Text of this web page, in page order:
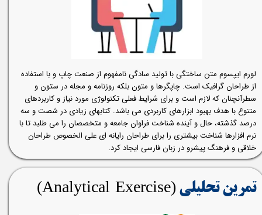
لورم ایپسوم متن ساختگی با تولید سادگی نامفهوم از صنعت چاپ و با استفاده
از طراحان گرافیک است. چاپگرها و متون بلکه روزنامه و مجله در ستون و
سطرآنچنان که لازم است و برای شرایط فعلی تکنولوژی مورد نیاز و کاربردهای
متنوع با هدف بهبود ابزارهای کاربردی می باشد. کتابهای زیادی در شصت و سه
درصد گذشته، حال و آینده شناخت فراوان جامعه و متخصصان را می طلبد تا با
نرم افزارها شناخت بیشتری را برای طراحان رایانه ای علی الخصوص طراحان
خلاقی و فرهنگ پیشرو در زبان فارسی ایجاد کرد.
تمرین تحلیلی (Analytical Exercise)​​​​​​​